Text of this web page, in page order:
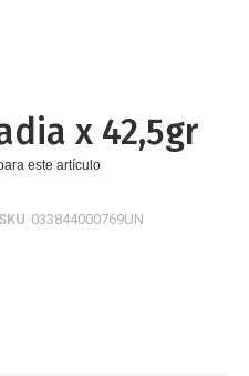
x 42,5gr
este artículo
033844000769UN